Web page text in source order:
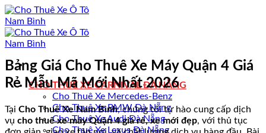
Bỏ
qua
nội
dung
CHO THUÊ XE CARNIVAL ĐÀ NẴNG
Cho Thuê Xe Mercedes-Benz
Cho Thuê Xe BMW Đà Nẵng
Cho Thuê Xe Audi Đà Nẵng
Cho Thuê Xe Lexus Đà Nẵng
Bảng Giá Cho Thuê Xe Máy Quận 4 Giá
Rẻ Mẫu Mã Mới Nhất 2026
Tại Cho Thuê Xe Nam Bình, chúng tôi tự hào cung cấp dịch
vụ cho thuê xe máy Quận 4 giá rẻ, xe mới đẹp, với thủ tục